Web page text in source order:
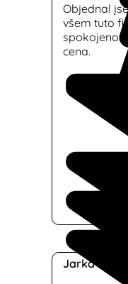
Objednal
všem tuto
cena.
Jarka